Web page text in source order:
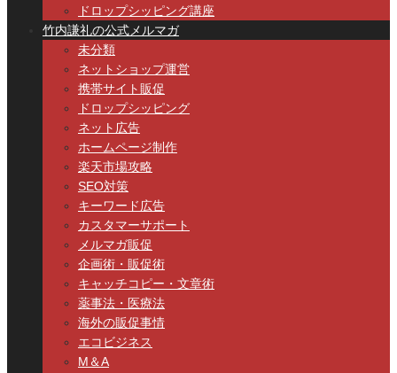
ドロップシッピング講座
竹内謙礼の公式メルマガ
未分類
ネットショップ運営
携帯サイト販促
ドロップシッピング
ネット広告
ホームページ制作
楽天市場攻略
SEO対策
キーワード広告
カスタマーサポート
メルマガ販促
企画術・販促術
キャッチコピー・文章術
薬事法・医療法
海外の販促事情
エコビジネス
M＆A